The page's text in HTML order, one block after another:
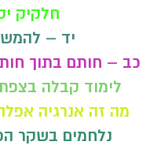
חלקיק
יד –
כב – חותם בתוך
לימוד קבלה
מה זה אנרגיה
נלחמים בשקר